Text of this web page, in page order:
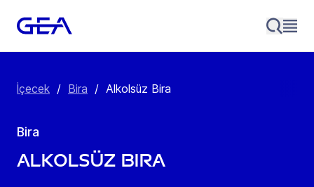
İçecek / Bira / Alkolsüz Bira
Bira
Alkolsüz Bira